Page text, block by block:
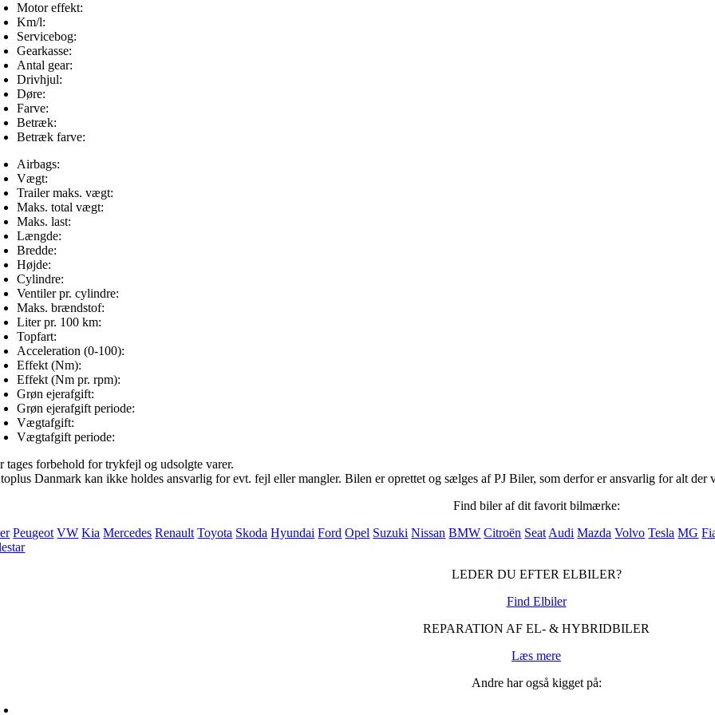
Motor effekt:
Km/l:
Servicebog:
Gearkasse:
Antal gear:
Drivhjul:
Døre:
Farve:
Betræk:
Betræk farve:
Airbags:
Vægt:
Trailer maks. vægt:
Maks. total vægt:
Maks. last:
Længde:
Bredde:
Højde:
Cylindre:
Ventiler pr. cylindre:
Maks. brændstof:
Liter pr. 100 km:
Topfart:
Acceleration (0-100):
Effekt (Nm):
Effekt (Nm pr. rpm):
Grøn ejerafgift:
Grøn ejerafgift periode:
Vægtafgift:
Vægtafgift periode:
tages forbehold for trykfejl og udsolgte varer.
Danmark kan ikke holdes ansvarlig for evt. fejl eller mangler. Bilen er oprettet og sælges af PJ Biler, som derfor er ansvarlig for alt der
Find biler af dit favorit bilmærke:
Peugeot VW Kia Mercedes Renault Toyota Skoda Hyundai Ford Opel Suzuki Nissan BMW Citroën Seat Audi Mazda Volvo Tesla MG
LEDER DU EFTER ELBILER?
Find Elbiler
REPARATION AF EL- & HYBRIDBILER
Læs mere
Andre har også kigget på: